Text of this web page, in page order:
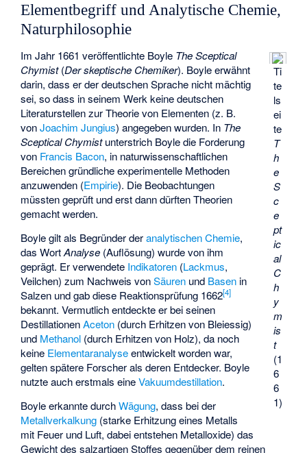
Elementbegriff und Analytische Chemie,
Naturphilosophie
Ti
te
ls
ei
te
T
h
e
S
c
e
pt
ic
al
C
h
y
m
is
t
(1
6
6
1)
Im Jahr 1661 veröffentlichte Boyle The Sceptical
Chymist(Der skeptische Chemiker). Boyle erwähnt
darin, dass er der deutschen Sprache nicht mächtig
sei, so dass in seinem Werk keine deutschen
Literaturstellen zur Theorie von Elementen (z. B.
vonJoachim Jungius) angegeben wurden. In The
Sceptical Chymistunterstrich Boyle die Forderung
von Francis Bacon, in naturwissenschaftlichen
Bereichen gründliche experimentelle Methoden
anzuwenden (Empirie). Die Beobachtungen
müssten geprüft und erst dann dürften Theorien
gemacht werden.
Boyle gilt als Begründer deranalytischen Chemie,
das WortAnalyse (Auflösung) wurde von ihm
geprägt. Er verwendete Indikatoren (Lackmus,
Veilchen) zum Nachweis vonSäuren und Basen in
Salzen und gab diese Reaktionsprüfung 1662[4]
bekannt. Vermutlich entdeckte er bei seinen
DestillationenAceton (durch Erhitzen von Bleiessig)
und Methanol (durch Erhitzen von Holz), da noch
keine Elementaranalyseentwickelt worden war,
gelten spätere Forscher als deren Entdecker. Boyle
nutzte auch erstmals eineVakuumdestillation.
Boyle erkannte durchWägung, dass bei der
Metallverkalkung (starke Erhitzung eines Metalls
mit Feuer und Luft, dabei entstehen Metalloxide) das
Gewicht des salzartigen Stoffes gegenüber dem reinen